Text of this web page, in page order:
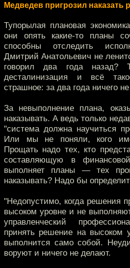
Медведев пригрозил наказать
Тупорылая плановая
они опять какие-то планы
способны отследить
Дмитрий Анатольевич не
говорил два года
десталинизация и всё
страшное: за два года ничего
За невыполнение плана,
наказывать. А ведь только
"система должна научиться
Или мы не поняли, кого
Прощать надо тех, кто
составляющую в
выполняет планы — тех
наказывать? Надо бы
"Недопустимо, когда решения
высоком уровне и не
управленческий
принять решение на высоком
выполнится само собой.
воруют и ничего не делают.